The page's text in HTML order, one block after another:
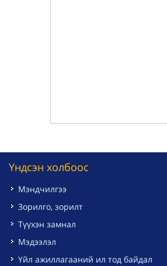
Үндсэн холбоос
Мэндчилгээ
Зорилго, зорилт
Түүхэн замнал
Мэдээлэл
Үйл ажиллагааний ил тод байдал